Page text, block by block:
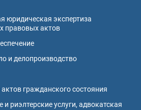
юридическая экспертиза
правовых актов
и делопроизводство
актов гражданского состояния
риэлтерские услуги, адвокатская